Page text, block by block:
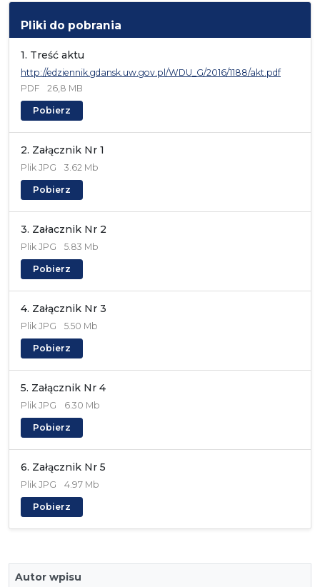
Pliki do pobrania
1. Treść aktu
http://edziennik.gdansk.uw.gov.pl/WDU_G/2016/1188/akt.pdf
PDF
26,8 MB
Pobierz
2. Załącznik Nr 1
Plik JPG 3.62 Mb
Pobierz
3. Załacznik Nr 2
Plik JPG 5.83 Mb
Pobierz
4. Załącznik Nr 3
Plik JPG 5.50 Mb
Pobierz
5. Załącznik Nr 4
Plik JPG 6.30 Mb
Pobierz
6. Załącznik Nr 5
Plik JPG 4.97 Mb
Pobierz
Autor wpisu